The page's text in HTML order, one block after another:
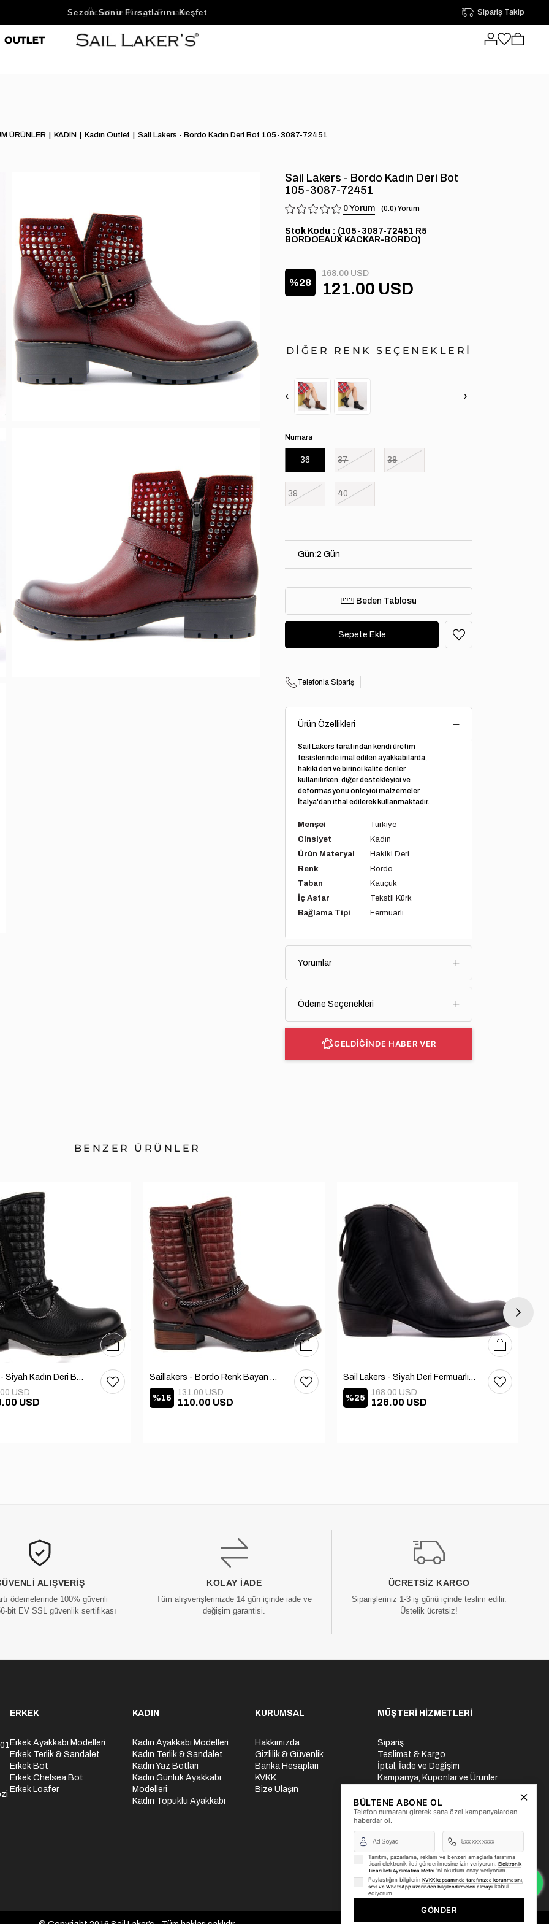
Sezon Sonu Fırsatlarını Keşfet Sipariş Takip
ÜRÜNLER KADIN Kadın Outlet Sail Lakers - Bordo Kadın Deri Bot 105-3087-72451
Sail Lakers - Bordo Kadın Deri Bot
105-3087-72451
0 0.0
Stok Kodu
(105-3087-72451 R5
BORDOEAUX KACKAR-BORDO)
28
168.00 USD
121.00 USD
DİĞER RENK SEÇENEKLERİ
‹ ›
Numara
36 37 38
39 40
Gün:2 Gün
Beden Tablosu
Telefonla Sipariş
Ürün Özellikleri
Sail Lakers tarafından kendi üretim
tesislerinde imal edilen ayakkabılarda,
hakiki deri ve birinci kalite deriler
kullanılırken, diğer destekleyici ve
deformasyonu önleyici malzemeler
İtalya'dan ithal edilerek kullanmaktadır.
Menşei
Türkiye
Cinsiyet
Kadın
Ürün Materyal
Hakiki Deri
Renk
Bordo
Taban
Kauçuk
İç Astar
Tekstil Kürk
Bağlama Tipi
Fermuarlı
Yorumlar
Ödeme Seçenekleri
GELDİĞİNDE HABER VER
BENZER ÜRÜNLER
Sail Lakers - Siyah Kadın Deri Bot 105-936-1520
USD
USD
3637 38
Saillakers - Bordo Renk Bayan Deri Bot 105-936-1520
%16 110.00 USD
131.00 USD
3637
Sail Lakers - Siyah Deri Fermuarlı Kadın Bot 105-2409-VENUS
%25 126.00 USD
168.00 USD
3637
ALIŞVERIŞ
ödemelerinde 100% güvenli
bit EV SSL güvenlik sertifikası
KOLAY İADE
Tüm alışverişlerinizde 14 gün içinde iade ve
değişim garantisi.
ÜCRETSIZ KARGO
Siparişleriniz 1-3 iş günü içinde teslim edilir.
Üstelik ücretsiz!
ERKEK
Erkek Ayakkabı Modelleri
Erkek Terlik & Sandalet
Erkek Bot
Erkek Chelsea Bot
Erkek Loafer
KADIN
Kadın Ayakkabı Modelleri
Kadın Terlik & Sandalet
Kadın Yaz Botları
Kadın Günlük Ayakkabı
Modelleri
Kadın Topuklu Ayakkabı
KURUMSAL
Hakkımızda
Gizlilik & Güvenlik
Banka Hesapları
KVKK
Bize Ulaşın
MÜŞTERİ HİZMETLERİ
Sipariş
Teslimat & Kargo
İptal, İade ve Değişim
Kampanya, Kuponlar ve Ürünler
Üyelik İşlemleri
Yurtdışı Gönderi
BÜLTENE ABONE OL
Telefon numaranı girerek sana özel kampanyalardan
haberdar ol.
Tanıtım, pazarlama, reklam ve benzeri amaçlarla tarafıma
ticari elektronik ileti gönderilmesine izin veriyorum. Elektronik
Ticari İleti Aydınlatma Metni 'ni okudum onay veriyorum.
Paylaştığım bilgilerin KVKK kapsamında tarafınızca korunmasını,
sms ve WhatsApp üzerinden bilgilendirmeleri almayı kabul
ediyorum.
GÖNDER